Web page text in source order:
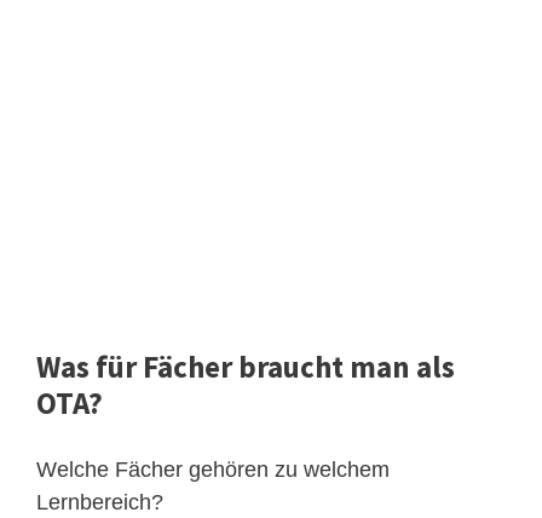
Was für Fächer braucht man als
OTA?
Welche Fächer gehören zu welchem
Lernbereich?